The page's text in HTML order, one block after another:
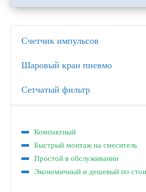
Счетчик импульсов
Шаровый кран пневмо
Сетчатый фильтр
Компактный
Быстрый монтаж на смеситель
Простой в обслуживании
Экономичный и дешевый по